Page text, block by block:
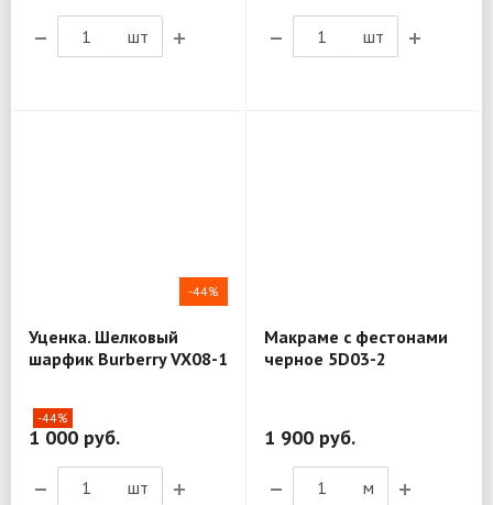
шт шт
-44%
Уценка. Шелковый
шарфик Burberry VX08-1
-44%
1 000 руб.
шт
Макраме с фестонами
черное 5D03-2
1 900 руб.
м